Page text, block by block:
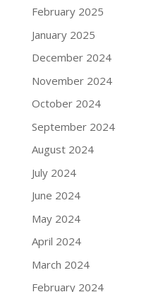
February 2025
January 2025
December 2024
November 2024
October 2024
September 2024
August 2024
July 2024
June 2024
May 2024
April 2024
March 2024
February 2024